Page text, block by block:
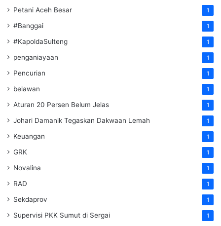
Petani Aceh Besar 1
#Banggai 1
#KapoldaSulteng 1
penganiayaan 1
Pencurian 1
belawan 1
Aturan 20 Persen Belum Jelas 1
Johari Damanik Tegaskan Dakwaan Lemah 1
Keuangan 1
GRK 1
Novalina 1
RAD 1
Sekdaprov 1
Supervisi PKK Sumut di Sergai 1